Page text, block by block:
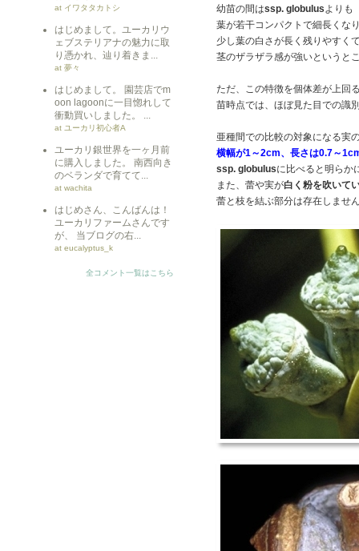
at イワタタカトシ
はじめまして。ユーカリウ
ェブステリアナの魅力に取
り憑かれ、辿り着きま...
at 夢々
はじめまして。 園芸店でm
oon lagoonに一目惚れして
衝動買いしました。 ...
at ユーカリ初心者A
ユーカリ銀世界を一ヶ月前
に購入しました。 南西向き
のベランダで育てて...
at wachita
はじめさん、こんばんは！
ユーカリファームさんです
が、 当ブログの右...
at eucalyptus_k
全コメント一覧はこちら
幼苗の間はssp. globulusよりも
葉が若干コンパクトで細長くな
少し葉の白さが長く残りやすく
茎のザラザラ感が強いというと
ただ、この特徴を個体差が上回
苗時点では、ほぼ見た目での識
亜種間での比較の対象になる実
横幅が1～2cm、長さは0.7～
ssp. globulusに比べると明らか
また、蕾や実が白く粉を吹いて
蕾と枝を結ぶ部分は存在しませ